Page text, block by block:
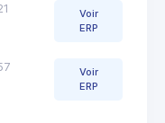
Voir
ERP
Voir
ERP